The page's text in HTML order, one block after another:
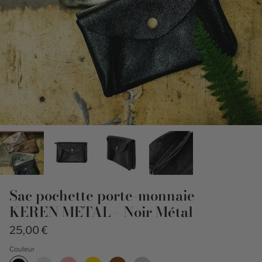
Sac pochette porte-monnaie
KEREN METAL - Noir Métal
25,00 €
Couleur